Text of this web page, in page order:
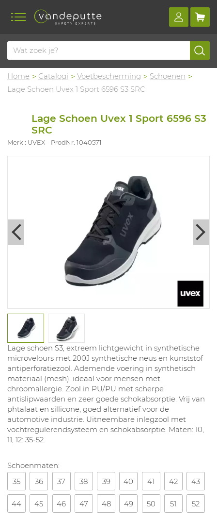
Home Catalogi Voetbescherming
Schoenen
Lage Schoen Uvex 1 Sport 6596 S3 SRC
Lage Schoen Uvex 1 Sport 6596 S3
SRC
Merk : UVEX ProdNr. 1040571
Lage schoen S3, extreem lichtgewicht in synthetische
microvelours met 200J synthetische neus en kunststof
antiperforatiezool. Ademende voering in synthetisch
materiaal (mesh), ideaal voor mensen met
chroomallergie. Zool in PU/PU met scherpe
antislipwaarden en zeer goede schokabsorptie. Vrij van
phtalaat en sillicone, goed alternatief voor de
automotive industrie. Uitneembare inlegzool met
vochtregulerendsysteem en schokabsorptie. Maten: 10,
11, 12: 35-52.
Schoenmaten:
35
36 37 38 39 40 41 42 43
44 45 46 47 48 49 50 51 52